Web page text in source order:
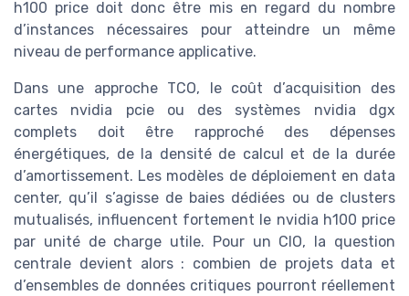
h100 price doit donc être mis en regard du nombre
d’instances nécessaires pour atteindre un même
niveau de performance applicative.
Dans une approche TCO, le coût d’acquisition des
cartes nvidia pcie ou des systèmes nvidia dgx
complets doit être rapproché des dépenses
énergétiques, de la densité de calcul et de la durée
d’amortissement. Les modèles de déploiement en data
center, qu’il s’agisse de baies dédiées ou de clusters
mutualisés, influencent fortement le nvidia h100 price
par unité de charge utile. Pour un CIO, la question
centrale devient alors : combien de projets data et
d’ensembles de données critiques pourront réellement